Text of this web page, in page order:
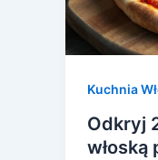
Kuchnia
Odkryj
włoską